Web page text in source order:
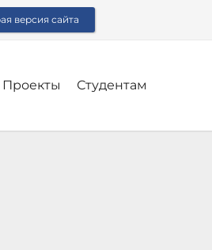
версия сайта
Проекты Студентам